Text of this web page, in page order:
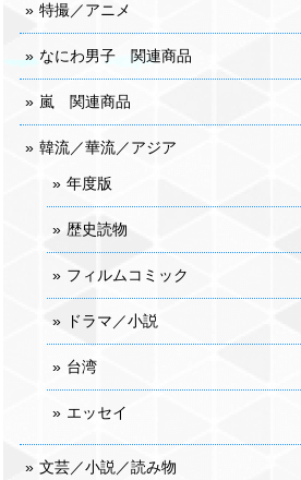
特撮／アニメ
なにわ男子 関連商品
嵐 関連商品
韓流／華流／アジア
年度版
歴史読物
フィルムコミック
ドラマ／小説
台湾
エッセイ
文芸／小説／読み物